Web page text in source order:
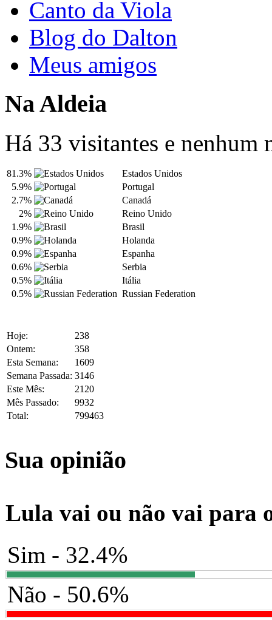
Canto da Viola
Blog do Dalton
Meus amigos
Na Aldeia
Há 33 visitantes e nenhum
81.3%
Estados Unidos
5.9%
Portugal
2.7%
Canadá
2%
Reino Unido
1.9%
Brasil
0.9%
Holanda
0.9%
Espanha
0.6%
Serbia
0.5%
Itália
0.5%
Russian Federation
Hoje:
238
Ontem:
358
Esta Semana:
1609
Semana Passada: 3146
Este Mês:
2120
Mês Passado:
9932
Total:
799463
Sua opinião
Lula vai ou não vai para
Sim - 32.4%
Não - 50.6%